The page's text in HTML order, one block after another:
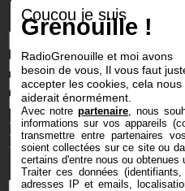
Coucou je suis
Grenouille !
RadioGrenouille et moi avons
besoin de vous, Il vous faut
accepter les cookies, cela nous
aiderait énormément.
Avec notrepartenaire , nous
informations sur vos appareils
transmettre entre partenaires
soient collectées sur ce site ou
certains d'entre nous ou obtenues
Traiter ces données
adresses IP et emails,